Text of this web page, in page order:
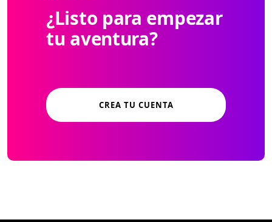
¿Listo para empezar
tu aventura?
CREA TU CUENTA